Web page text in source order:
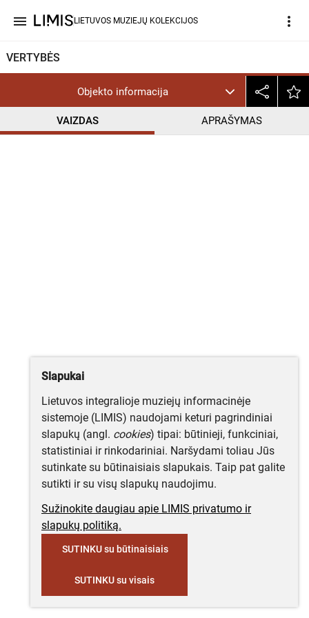
menu LIETUVOS MUZIEJŲ KOLEKCIJOS more_vert
VERTYBĖS
Objekto informacija
VAIZDAS APRAŠYMAS
Slapukai
Lietuvos integralioje muziejų informacinėje
sistemoje (LIMIS) naudojami keturi pagrindiniai
slapukų (angl. cookies) tipai: būtinieji, funkciniai,
statistiniai ir rinkodariniai. Naršydami toliau Jūs
sutinkate su būtinaisiais slapukais. Taip pat galite
sutikti ir su visų slapukų naudojimu.
Sužinokite daugiau apie LIMIS privatumo ir
slapukų politiką.
SUTINKU su būtinaisiais
SUTINKU su visais